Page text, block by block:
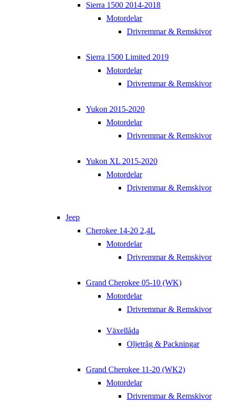
Sierra 1500 2014-2018
Motordelar
Drivremmar & Remskivor
Sierra 1500 Limited 2019
Motordelar
Drivremmar & Remskivor
Yukon 2015-2020
Motordelar
Drivremmar & Remskivor
Yukon XL 2015-2020
Motordelar
Drivremmar & Remskivor
Jeep
Cherokee 14-20 2,4L
Motordelar
Drivremmar & Remskivor
Grand Cherokee 05-10 (WK)
Motordelar
Drivremmar & Remskivor
Växellåda
Oljetråg & Packningar
Grand Cherokee 11-20 (WK2)
Motordelar
Drivremmar & Remskivor